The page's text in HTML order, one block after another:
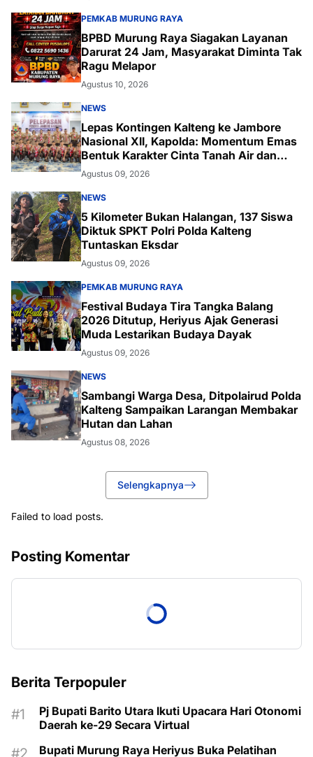
PEMKAB MURUNG RAYA
BPBD Murung Raya Siagakan Layanan
Darurat 24 Jam, Masyarakat Diminta Tak
Ragu Melapor
Agustus 10, 2026
NEWS
Lepas Kontingen Kalteng ke Jambore
Nasional XII, Kapolda: Momentum Emas
Bentuk Karakter Cinta Tanah Air dan
Lingkungan
Agustus 09, 2026
NEWS
5 Kilometer Bukan Halangan, 137 Siswa
Diktuk SPKT Polri Polda Kalteng
Tuntaskan Eksdar
Agustus 09, 2026
PEMKAB MURUNG RAYA
Festival Budaya Tira Tangka Balang
2026 Ditutup, Heriyus Ajak Generasi
Muda Lestarikan Budaya Dayak
Agustus 09, 2026
NEWS
Sambangi Warga Desa, Ditpolairud Polda
Kalteng Sampaikan Larangan Membakar
Hutan dan Lahan
Agustus 08, 2026
Selengkapnya
Failed to load posts.
Posting Komentar
Berita Terpopuler
Pj Bupati Barito Utara Ikuti Upacara Hari Otonomi
Daerah ke-29 Secara Virtual
Bupati Murung Raya Heriyus Buka Pelatihan